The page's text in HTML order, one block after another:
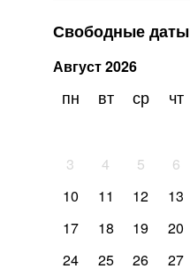
Свободные даты
Август2026
пн вт ср чт
3
4 5 6
10
11 12 13
17
18 19 20
24
25 26 27